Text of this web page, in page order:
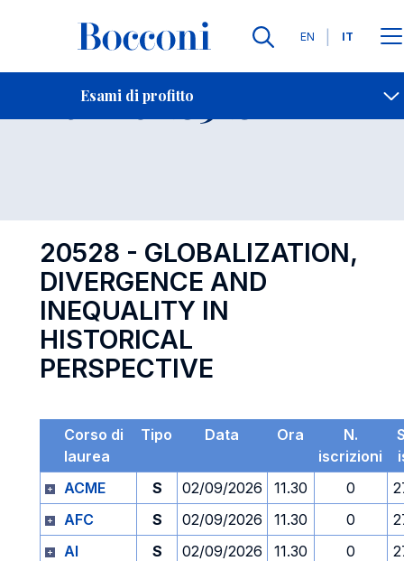
Lingue
EN IT
Esami di profitto
Contatti
Esame 20528 Open
20528 - GLOBALIZATION,
DIVERGENCE AND
INEQUALITY IN
HISTORICAL
PERSPECTIVE
Corso di
laurea
Tipo Data Ora
N.
iscrizioni
ACME
S 02/09/2026 11.30 0
AFC
S 02/09/2026 11.30 0
AI
S 02/09/2026 11.30 0